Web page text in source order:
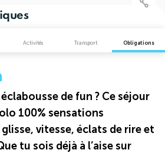
Activités Transport Obligations
éclabousse de fun ? Ce séjour
100% sensations
vitesse, éclats de rire et
tu sois déjà à l’aise sur